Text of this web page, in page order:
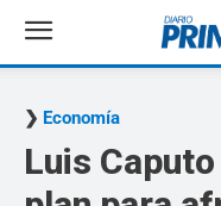
Economía
Luis